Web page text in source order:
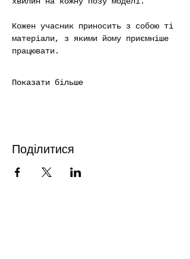
Кожен учасник приносить з собою ті
матеріали, з якими йому приємніше
працювати.
Показати більше
Поділитися